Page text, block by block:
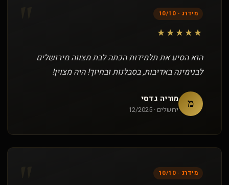
מידרג · 10/10
★★★★★
הוא הסיע את תלמידות הכתה לבת מצווה מירושלים
לבנימינה באדיבות, בסבלנות ובחיוך! היה מצוין!
מ מוריה גדסי
ירושלים · 12/2025
מידרג · 10/10